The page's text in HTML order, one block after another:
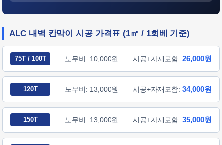
ALC 내벽 칸막이 시공 가격표 (1㎡ / 1회베 기준)
75T / 100T 노무비: 10,000원 시공+자재포함: 26,000원
120T 노무비: 13,000원 시공+자재포함: 34,000원
150T 노무비: 13,000원 시공+자재포함: 35,000원